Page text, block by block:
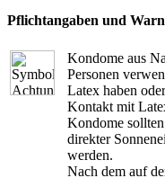
Pflichtangaben und
Kondome aus
Personen
Latex haben
Kontakt mit
Kondome
direkter
werden.
Nach dem auf